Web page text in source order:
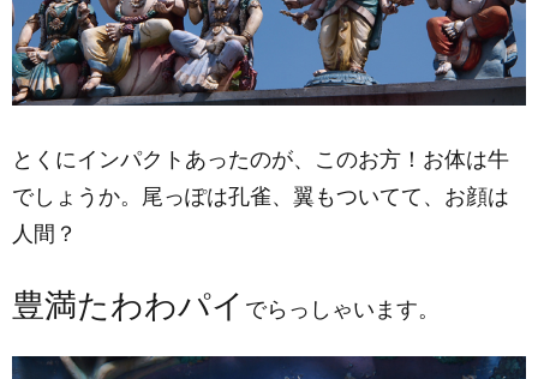
とくにインパクトあったのが、このお方！お体は牛
でしょうか。尾っぽは孔雀、翼もついてて、お顔は
人間？
豊満たわわパイ でらっしゃいます。